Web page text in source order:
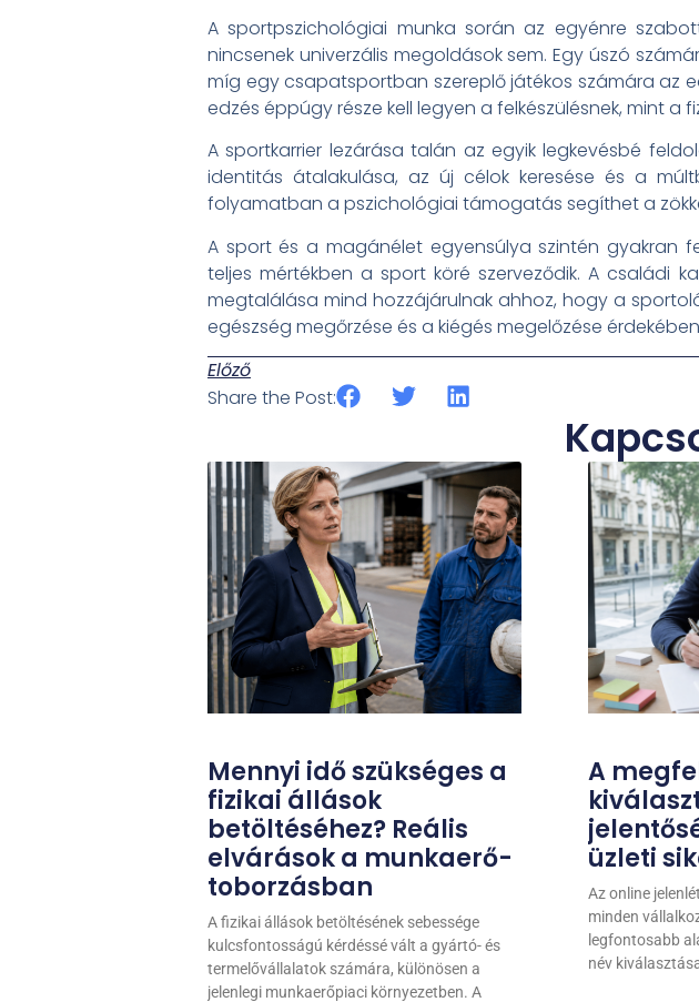
A sportpszichológiai munka során az egyénre
nincsenek univerzális megoldások sem. Egy úszó
míg egy csapatsportban szereplő játékos számára az
edzés éppúgy része kell legyen a felkészülésnek, mint a
A sportkarrier lezárása talán az egyik legkevésbé
identitás átalakulása, az új célok keresése és a
folyamatban a pszichológiai támogatás segíthet a
A sport és a magánélet egyensúlya szintén gyakran
teljes mértékben a sport köré szerveződik. A családi
megtalálása mind hozzájárulnak ahhoz, hogy a
egészség megőrzése és a kiégés megelőzése
Előző
Share the Post:
Mennyi idő szükséges a
fizikai állások
betöltéséhez? Reális
elvárások a munkaerő-
toborzásban
A fizikai állások betöltésének sebessége
kulcsfontosságú kérdéssé vált a gyártó- és
termelővállalatok számára, különösen a
jelenlegi munkaerőpiaci környezetben. A
A
üzleti
Az online
minden
legfontosabb
név